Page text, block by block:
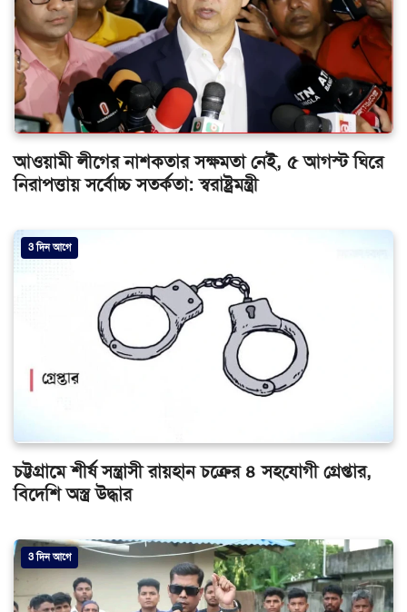
আওয়ামী লীগের নাশকতার সক্ষমতা নেই, ৫ আগস্ট ঘিরে
নিরাপত্তায় সর্বোচ্চ সতর্কতা: স্বরাষ্ট্রমন্ত্রী
3 দিন আগে
চট্টগ্রামে শীর্ষ সন্ত্রাসী রায়হান চক্রের ৪ সহযোগী গ্রেপ্তার,
বিদেশি অস্ত্র উদ্ধার
3 দিন আগে